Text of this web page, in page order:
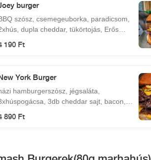
burger
szósz, csemegeuborka, paradicsom,
dupla cheddar, tükörtojás, Erős
190 Ft
York Burger
hamburgerszósz, jégsaláta,
3db cheddar sajt, bacon,
890 Ft